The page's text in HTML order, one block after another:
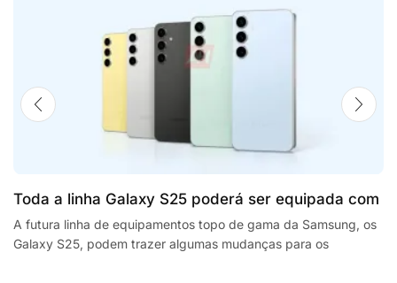
Toda a linha Galaxy S25 poderá ser equipada com
processadores SnapdragonSegway Ninebot E2,
F2 Plus, and MaxG2 e-scooters review
A futura linha de equipamentos topo de gama da Samsung, os
Galaxy S25, podem trazer algumas mudanças para os